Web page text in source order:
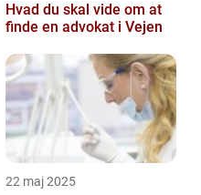
Hvad du skal vide om at
finde en advokat i Vejen
22 maj 2025